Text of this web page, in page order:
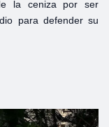
la ceniza por ser
para defender su